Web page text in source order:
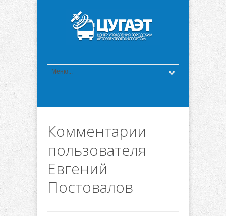
Комментарии
пользователя
Евгений
Постовалов